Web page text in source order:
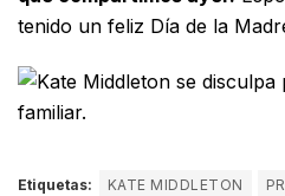
tenido un feliz Día de la
Etiquetas: KATE MIDDLETON